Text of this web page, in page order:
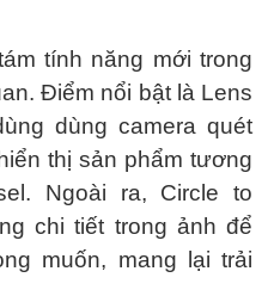
tính năng mới trong
Điểm nổi bật là Lens
dùng camera quét
thị sản phẩm tương
Ngoài ra, Circle to
chi tiết trong ảnh để
muốn, mang lại trải